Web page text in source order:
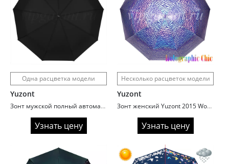
Одна расцветка модели
Yuzont
Зонт мужской полный автомат Yuzont 927-1A Премиум
Узнать цену
Несколько расцветок модели
Yuzont
Зонт женский Yuzont 2015 Wow effect
Узнать цену